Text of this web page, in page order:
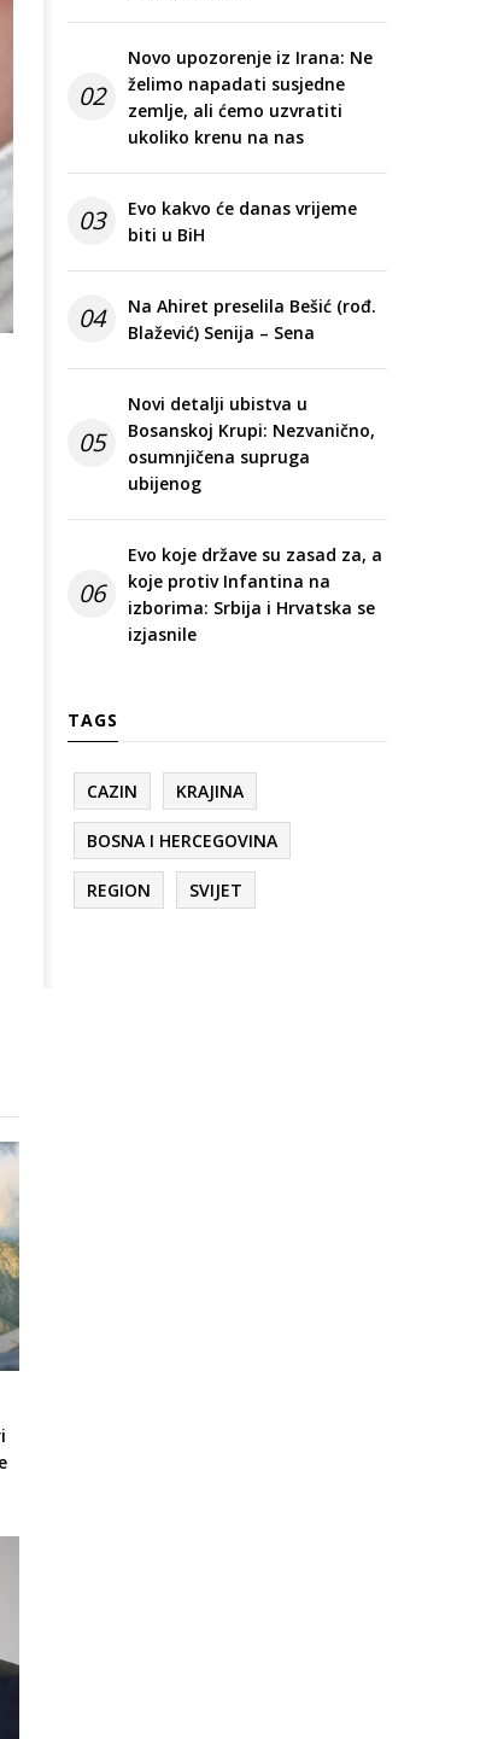
02
Novo upozorenje iz Irana: Ne
želimo napadati susjedne
zemlje, ali ćemo uzvratiti
ukoliko krenu na nas
03
Evo kakvo će danas vrijeme
biti u BiH
04
Na Ahiret preselila Bešić (rođ.
Blažević) Senija – Sena
05
Novi detalji ubistva u
Bosanskoj Krupi: Nezvanično,
osumnjičena supruga
ubijenog
06
Evo koje države su zasad za, a
koje protiv Infantina na
izborima: Srbija i Hrvatska se
izjasnile
TAGS
CAZIN KRAJINA
BOSNA I HERCEGOVINA
REGION SVIJET